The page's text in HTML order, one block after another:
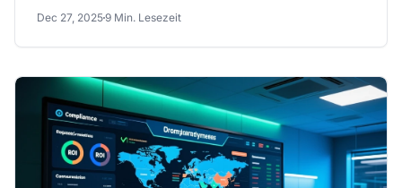
Dec 27, 20259 Min. Lesezeit